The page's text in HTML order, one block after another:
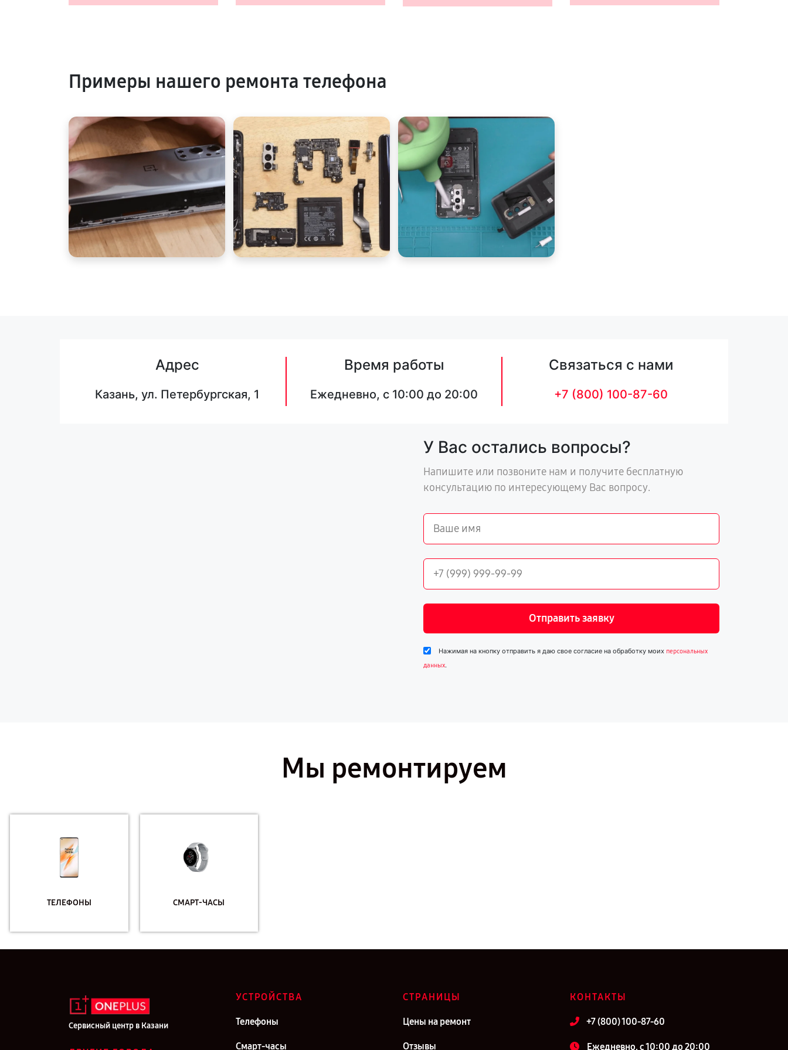
Примеры нашего ремонта телефона
Адрес
Казань, ул. Петербургская, 1
Время работы
Ежедневно, с 10:00 до 20:00
Связаться с нами
+7 (800) 100-87-60
У Вас остались вопросы?
Напишите или позвоните нам и получите бесплатную
консультацию по интересующему Вас вопросу.
Отправить заявку
Нажимая на кнопку отправить я даю свое согласие на обработку моих персональных
данных.
Мы ремонтируем
ТЕЛЕФОНЫ СМАРТ-ЧАСЫ
Сервисный центр в Казани
УСТРОЙСТВА
Телефоны
Смарт-часы
СТРАНИЦЫ
Цены на ремонт
Отзывы
КОНТАКТЫ
+7 (800) 100-87-60
Ежедневно, с 10:00 до 20:00